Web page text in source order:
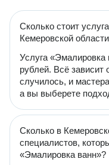
Сколько стоит
Кемеровской
Услуга «Эмалировка
рублей. Всё зависит
случилось, и
а вы выберете
Сколько в
специалистов,
«Эмалировка ванн»?